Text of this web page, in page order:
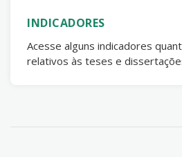
INDICADORES
Acesse alguns indicadores
relativos às teses e